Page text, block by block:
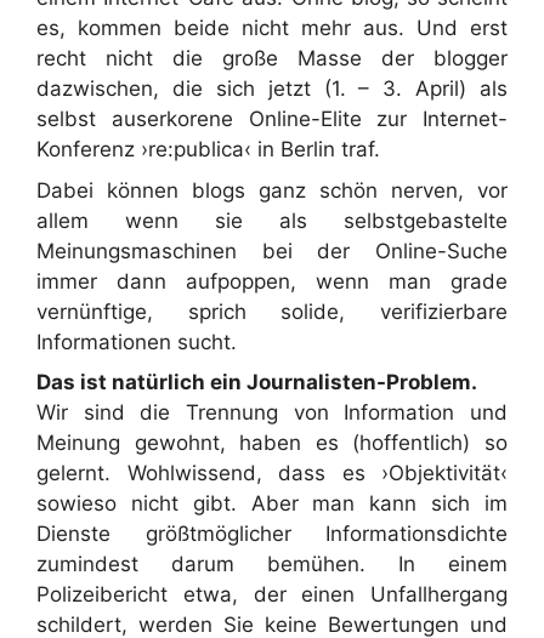
es, kommen beide nicht mehr aus. Und erst
recht nicht die große Masse der blogger
dazwischen, die sich jetzt (1. – 3. April) als
selbst auserkorene Online-Elite zur Internet-
Konferenz ›re:publica‹ in Berlin traf.
Dabei können blogs ganz schön nerven, vor
allem wenn sie als selbstgebastelte
Meinungsmaschinen bei der Online-Suche
immer dann aufpoppen, wenn man grade
vernünftige, sprich solide, verifizierbare
Informationen sucht.
Das ist natürlich ein Journalisten-Problem.
Wir sind die Trennung von Information und
Meinung gewohnt, haben es (hoffentlich) so
gelernt. Wohlwissend, dass es ›Objektivität‹
sowieso nicht gibt. Aber man kann sich im
Dienste größtmöglicher Informationsdichte
zumindest darum bemühen. In einem
Polizeibericht etwa, der einen Unfallhergang
schildert, werden Sie keine Bewertungen und